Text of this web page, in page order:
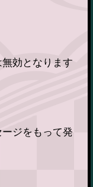
効となります
ジをもって発